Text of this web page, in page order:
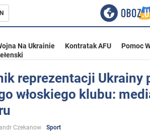
Na Ukrainie Kontratak AFU Pomoc
reprezentacji Ukrainy
włoskiego klubu:
Czekanow
Sport